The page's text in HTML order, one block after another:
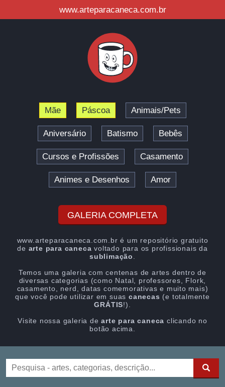
www.arteparacaneca.com.br
Mãe Páscoa Animais/Pets
Aniversário Batismo Bebês
Cursos e Profissões Casamento
Animes e Desenhos Amor
GALERIA COMPLETA
www.arteparacaneca.com.br é um repositório gratuito
de arte para caneca voltado para os profissionais da
sublimação
Temos uma galeria com centenas de artes dentro de
diversas categorias (como Natal, professores, Flork,
casamento, nerd, datas comemorativas e muito mais)
que você pode utilizar em suas canecas (e totalmente
GRÁTIS!).
Visite nossa galeria dearte para caneca clicando no
botão acima.